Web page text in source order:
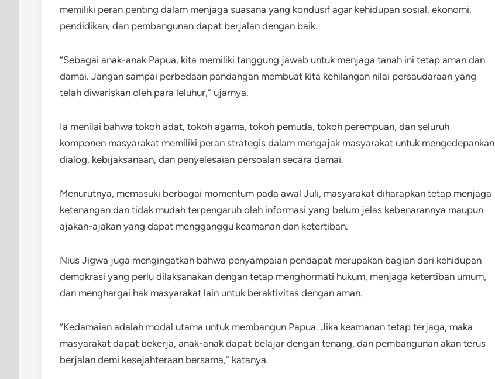
memiliki peran penting dalam menjaga suasana yang kondusif agar kehidupan sosial, ekonomi,
pendidikan, dan pembangunan dapat berjalan dengan baik.
“Sebagai anak-anak Papua, kita memiliki tanggung jawab untuk menjaga tanah ini tetap aman dan
damai. Jangan sampai perbedaan pandangan membuat kita kehilangan nilai persaudaraan yang
telah diwariskan oleh para leluhur,” ujarnya.
Ia menilai bahwa tokoh adat, tokoh agama, tokoh pemuda, tokoh perempuan, dan seluruh
komponen masyarakat memiliki peran strategis dalam mengajak masyarakat untuk mengedepankan
dialog, kebijaksanaan, dan penyelesaian persoalan secara damai.
Menurutnya, memasuki berbagai momentum pada awal Juli, masyarakat diharapkan tetap menjaga
ketenangan dan tidak mudah terpengaruh oleh informasi yang belum jelas kebenarannya maupun
ajakan-ajakan yang dapat mengganggu keamanan dan ketertiban.
Nius Jigwa juga mengingatkan bahwa penyampaian pendapat merupakan bagian dari kehidupan
demokrasi yang perlu dilaksanakan dengan tetap menghormati hukum, menjaga ketertiban umum,
dan menghargai hak masyarakat lain untuk beraktivitas dengan aman.
“Kedamaian adalah modal utama untuk membangun Papua. Jika keamanan tetap terjaga, maka
masyarakat dapat bekerja, anak-anak dapat belajar dengan tenang, dan pembangunan akan terus
berjalan demi kesejahteraan bersama,” katanya.